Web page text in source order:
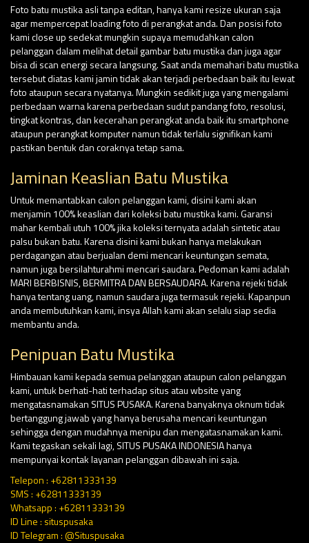
Foto batu mustika asli tanpa editan, hanya kami resize ukuran saja
agar mempercepat loading foto di perangkat anda. Dan posisi foto
kami close up sedekat mungkin supaya memudahkan calon
pelanggan dalam melihat detail gambar batu mustika dan juga agar
bisa di scan energi secara langsung. Saat anda memahari batu mustika
tersebut diatas kami jamin tidak akan terjadi perbedaan baik itu lewat
foto ataupun secara nyatanya. Mungkin sedikit juga yang mengalami
perbedaan warna karena perbedaan sudut pandang foto, resolusi,
tingkat kontras, dan kecerahan perangkat anda baik itu smartphone
ataupun perangkat komputer namun tidak terlalu signifikan kami
pastikan bentuk dan coraknya tetap sama.
Jaminan Keaslian Batu Mustika
Untuk memantabkan calon pelanggan kami, disini kami akan
menjamin 100% keaslian dari koleksi batu mustika kami. Garansi
mahar kembali utuh 100% jika koleksi ternyata adalah sintetic atau
palsu bukan batu. Karena disini kami bukan hanya melakukan
perdagangan atau berjualan demi mencari keuntungan semata,
namun juga bersilahturahmi mencari saudara. Pedoman kami adalah
MARI BERBISNIS, BERMITRA DAN BERSAUDARA. Karena rejeki tidak
hanya tentang uang, namun saudara juga termasuk rejeki. Kapanpun
anda membutuhkan kami, insya Allah kami akan selalu siap sedia
membantu anda.
Penipuan Batu Mustika
Himbauan kami kepada semua pelanggan ataupun calon pelanggan
kami, untuk berhati-hati terhadap situs atau wbsite yang
mengatasnamakan SITUS PUSAKA. Karena banyaknya oknum tidak
bertanggung jawab yang hanya berusaha mencari keuntungan
sehingga dengan mudahnya menipu dan mengatasnamakan kami.
Kami tegaskan sekali lagi, SITUS PUSAKA INDONESIA hanya
mempunyai kontak layanan pelanggan dibawah ini saja.
Telepon : +62811333139
SMS : +62811333139
Whatsapp : +62811333139
ID Line : situspusaka
ID Telegram : @Situspusaka